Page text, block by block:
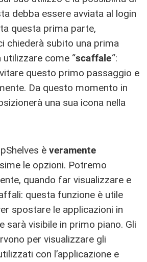
debba essere avviata al login
questa prima parte,
chiederà subito una prima
come “scaffale“:
questo primo passaggio e
Da questo momento in
una sua icona nella
è veramente
le opzioni. Potremo
quando far visualizzare e
questa funzione è utile
spostare le applicazioni in
sarà visibile in primo piano. Gli
per visualizzare gli
con l’applicazione e